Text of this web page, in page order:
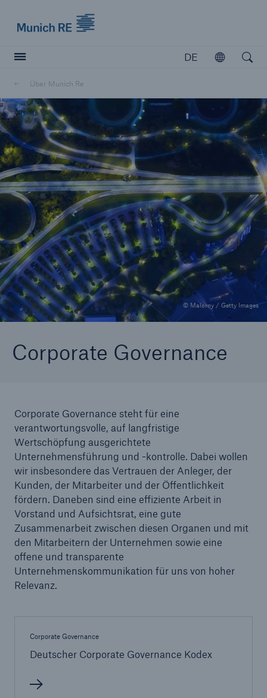
DE
Öffnen
Über Munich Re
© Malorny / Getty Images
Corporate Governance
Corporate Governance steht für eine
verantwortungsvolle, auf langfristige
Wertschöpfung ausgerichtete
Unternehmensführung und -kontrolle. Dabei wollen
wir insbesondere das Vertrauen der Anleger, der
Kunden, der Mitarbeiter und der Öffentlichkeit
fördern. Daneben sind eine effiziente Arbeit in
Vorstand und Aufsichtsrat, eine gute
Zusammenarbeit zwischen diesen Organen und mit
den Mitarbeitern der Unternehmen sowie eine
offene und transparente
Unternehmenskommunikation für uns von hoher
Relevanz.
Corporate Governance
Deutscher Corporate Governance Kodex
Versicherer
Unsere Lösungen für Versicherer
Our expert perspective for insurance
Reinsurance Property/Casualty
Marine Trend Radar 2025
Versicherungslücke: der Anteil der nicht